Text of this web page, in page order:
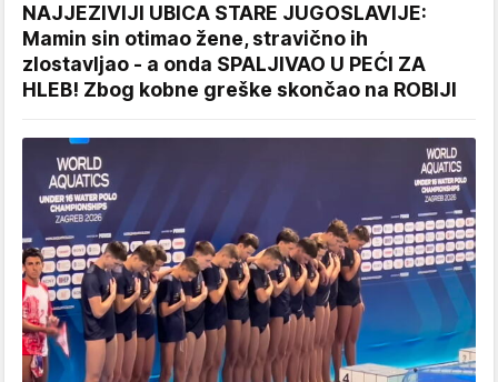
NAJJEZIVIJI UBICA STARE JUGOSLAVIJE:
Mamin sin otimao žene, stravično ih
zlostavljao - a onda SPALJIVAO U PEĆI ZA
HLEB! Zbog kobne greške skončao na ROBIJI